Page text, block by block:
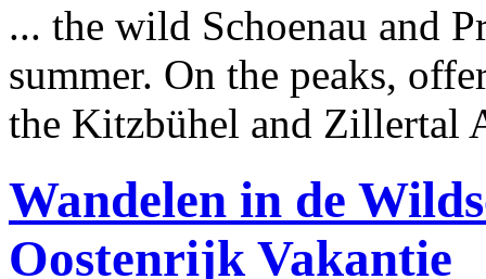
... the wild Schoenau and
summer. On the peaks,
the Kitzbühel and Zillertal
Wandelen in de
Oostenrijk Vakantie